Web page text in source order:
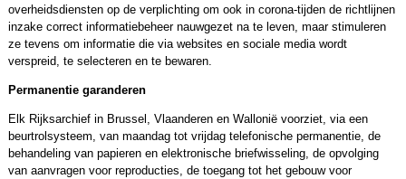
overheidsdiensten op de verplichting om ook in corona-tijden de richtlijnen
inzake correct informatiebeheer nauwgezet na te leven, maar stimuleren
ze tevens om informatie die via websites en sociale media wordt
verspreid, te selecteren en te bewaren.
Permanentie garanderen
Elk Rijksarchief in Brussel, Vlaanderen en Wallonië voorziet, via een
beurtrolsysteem, van maandag tot vrijdag telefonische permanentie, de
behandeling van papieren en elektronische briefwisseling, de opvolging
van aanvragen voor reproducties, de toegang tot het gebouw voor